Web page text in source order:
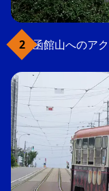
函館山へのア